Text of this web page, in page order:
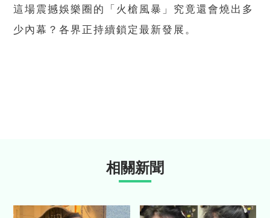
這場震撼娛樂圈的「火槍風暴」究竟還會燒出多
少內幕？各界正持續鎖定最新發展。
相關新聞